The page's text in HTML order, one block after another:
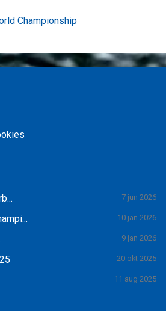
Championship
7 jun 2026
10 jan 2026
9 jan 2026
20 okt 2025
11 aug 2025